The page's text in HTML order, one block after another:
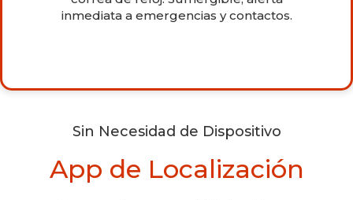
inmediata a emergencias y contactos.
Sin Necesidad de Dispositivo
App de Localización